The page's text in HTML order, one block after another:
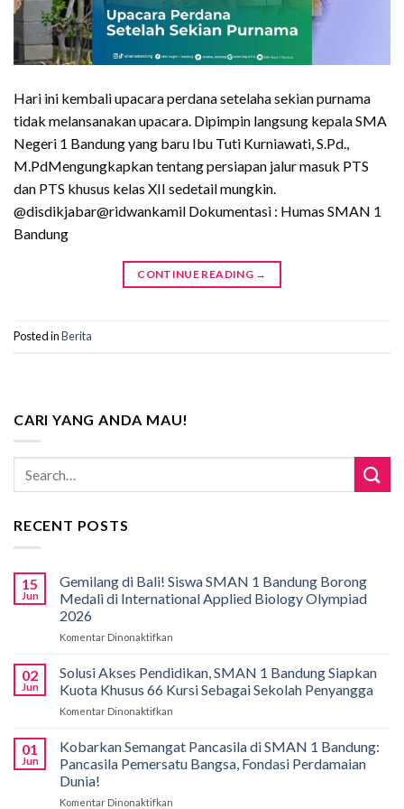
Hari ini kembali upacara perdana setelaha sekian purnama
tidak melansanakan upacara. Dipimpin langsung kepala SMA
Negeri 1 Bandung yang baru Ibu Tuti Kurniawati, S.Pd.,
M.PdMengungkapkan tentang persiapan jalur masuk PTS
dan PTS khusus kelas XII sedetail mungkin.
@disdikjabar@ridwankamil Dokumentasi : Humas SMAN 1
Bandung
CONTINUE READING →
Posted inBerita
CARI YANG ANDA MAU!
RECENT POSTS
15
Jun
Gemilang di Bali! Siswa SMAN 1 Bandung Borong
Medali di International Applied Biology Olympiad
2026
Komentar Dinonaktifkan
di
Bali!
Siswa
Bandung
Borong
02
Jun
Solusi Akses Pendidikan, SMAN 1 Bandung Siapkan
Kuota Khusus 66 Kursi Sebagai Sekolah Penyangga
Komentar Dinonaktifkan
Akses
Pendidikan,
SMAN
01
Jun
Kobarkan Semangat Pancasila di SMAN 1 Bandung:
Pancasila Pemersatu Bangsa, Fondasi Perdamaian
Dunia!
Komentar Dinonaktifkan